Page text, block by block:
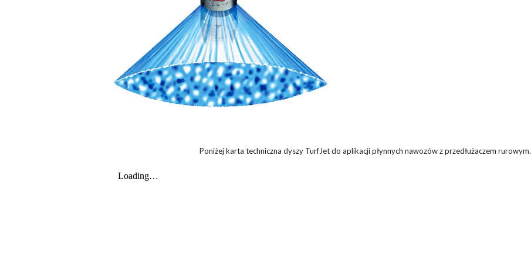
Poniżej karta techniczna dyszy TurfJet do aplikacji płynnych nawozów z przedłużaczem rurowym.